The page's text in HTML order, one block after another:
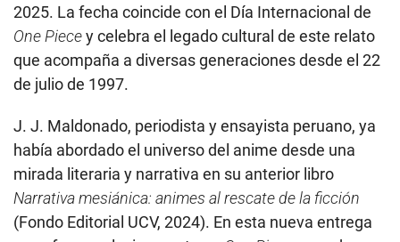
2025. La fecha coincide con el Día Internacional de
One Piecey celebra el legado cultural de este relato
que acompaña a diversas generaciones desde el 22
de julio de 1997.
J. J. Maldonado, periodista y ensayista peruano, ya
había abordado el universo del anime desde una
mirada literaria y narrativa en su anterior libro
Narrativa mesiánica: animes al rescate de la ficción
(Fondo Editorial UCV, 2024). En esta nueva entrega